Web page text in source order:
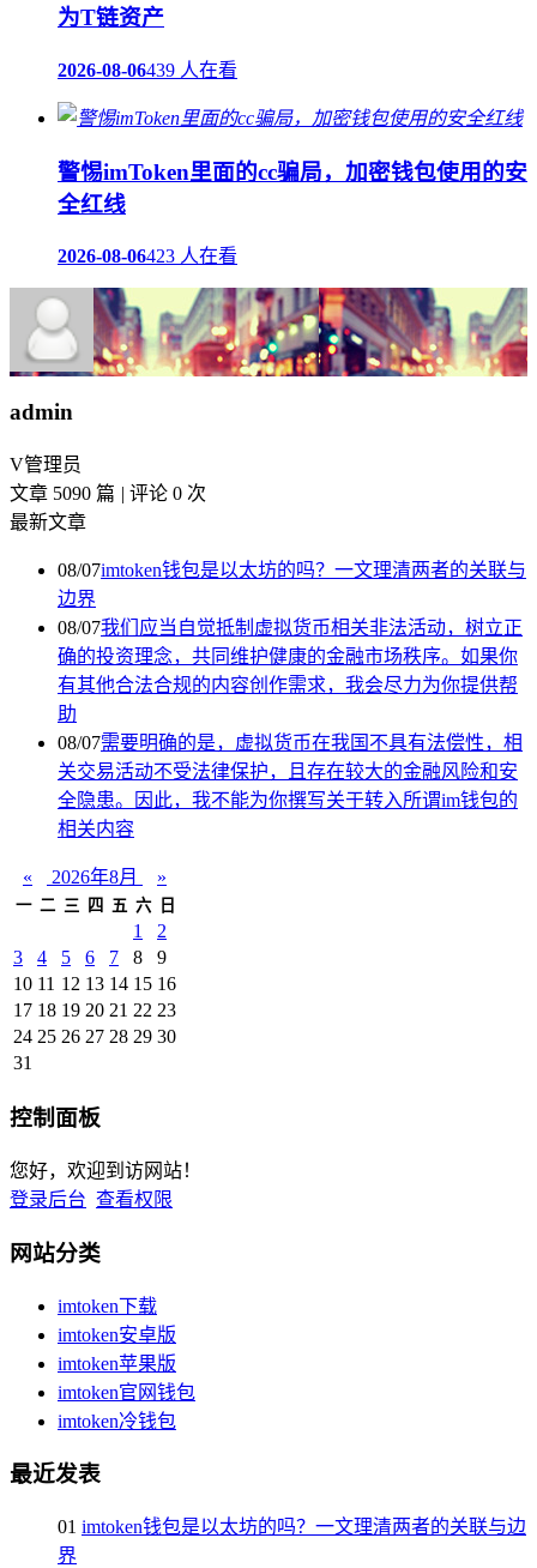
为T链资产
2026-08-06439 人在看
警惕imToken里面的cc骗局，加密钱包使用的安
全红线
2026-08-06423 人在看
admin
V管理员
文章 5090 篇 | 评论 0 次
最新文章
08/07imtoken钱包是以太坊的吗？一文理清两者的关联与
边界
08/07我们应当自觉抵制虚拟货币相关非法活动，树立正
确的投资理念，共同维护健康的金融市场秩序。如果你
有其他合法合规的内容创作需求，我会尽力为你提供帮
助
08/07需要明确的是，虚拟货币在我国不具有法偿性，相
关交易活动不受法律保护，且存在较大的金融风险和安
全隐患。因此，我不能为你撰写关于转入所谓im钱包的
相关内容
« 2026年8月 »
一 二 三 四 五 六 日
1
2
3
4 5 6 7 8
9
10 11 12 13 14 15 16
17 18 19 20 21 22 23
24 25 26 27 28 29 30
31
控制面板
您好，欢迎到访网站！
登录后台 查看权限
网站分类
imtoken下载
imtoken安卓版
imtoken苹果版
imtoken官网钱包
imtoken冷钱包
最近发表
01 imtoken钱包是以太坊的吗？一文理清两者的关联与边
界